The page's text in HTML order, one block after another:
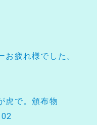
お疲れ様でした。
虎で。頒布物